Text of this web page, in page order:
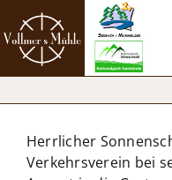
Inhalt
springen
Herrlicher
Verkehrsverein bei